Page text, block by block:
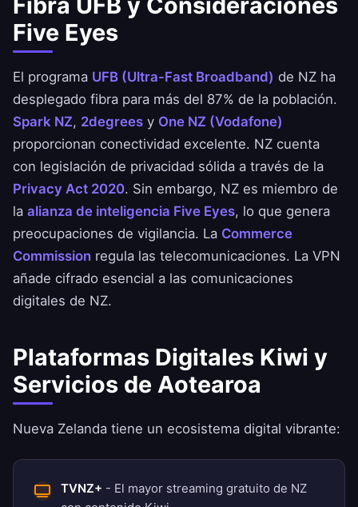
Five Eyes
El programa UFB (Ultra-Fast Broadband) de NZ ha
desplegado fibra para más del 87% de la población.
Spark NZ, 2degrees y One NZ (Vodafone)
proporcionan conectividad excelente. NZ cuenta
con legislación de privacidad sólida a través de la
Privacy Act 2020. Sin embargo, NZ es miembro de
la alianza de inteligencia Five Eyes, lo que genera
preocupaciones de vigilancia. La Commerce
Commission regula las telecomunicaciones. La VPN
añade cifrado esencial a las comunicaciones
digitales de NZ.
Plataformas Digitales Kiwi y
Servicios de Aotearoa
Nueva Zelanda tiene un ecosistema digital vibrante:
TVNZ+ - El mayor streaming gratuito de NZ